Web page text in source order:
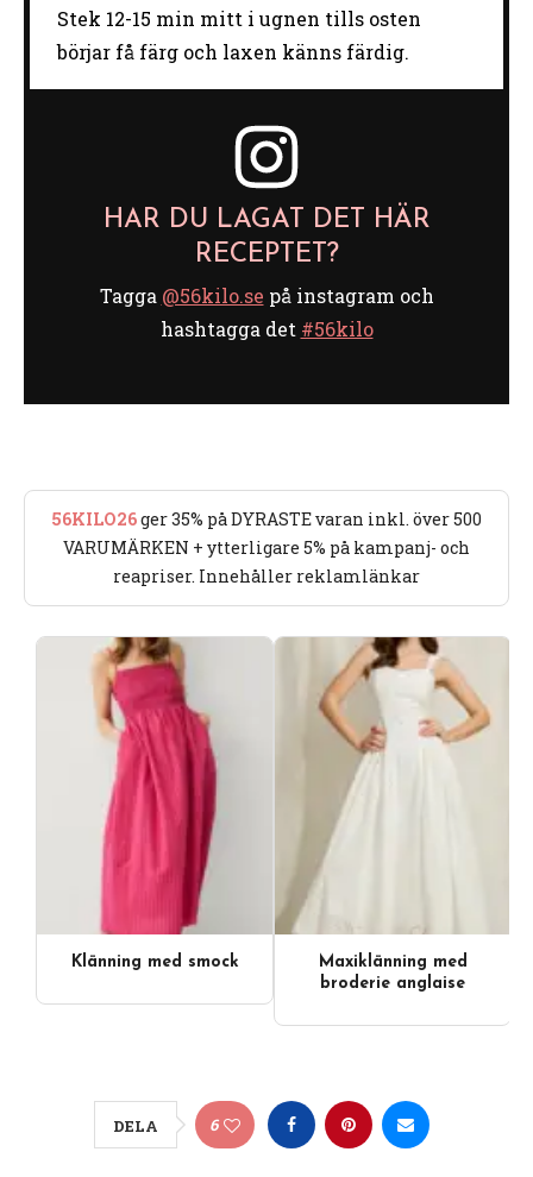
Stek 12-15 min mitt i ugnen tills osten
börjar få färg och laxen känns färdig.
HAR DU LAGAT DET HÄR
RECEPTET?
Tagga @56kilo.se på instagram och
hashtagga det #56kilo
56KILO26ger 35% på DYRASTE varan inkl. över 500
VARUMÄRKEN + ytterligare 5% på kampanj- och
reapriser. Innehåller reklamlänkar
Klänning med smock
Maxiklänning med
broderie anglaise
DELA 6